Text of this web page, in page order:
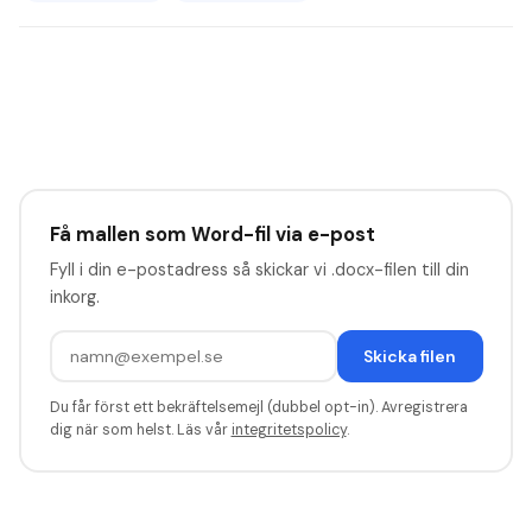
Få mallen som Word-fil via e-post
Fyll i din e-postadress så skickar vi .docx-filen till din
inkorg.
Skicka filen
Du får först ett bekräftelsemejl (dubbel opt-in). Avregistrera
dig när som helst. Läs vår integritetspolicy.